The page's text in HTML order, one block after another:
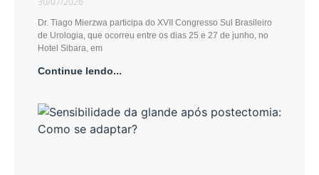
Dr. Tiago Mierzwa participa do XVII Congresso Sul Brasileiro
de Urologia, que ocorreu entre os dias 25 e 27 de junho, no
Hotel Sibara, em
Continue lendo...